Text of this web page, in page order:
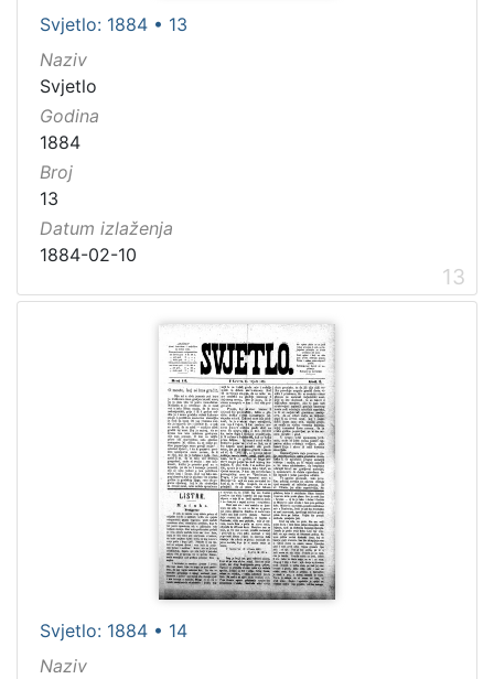
Svjetlo: 1884 • 13
Naziv
Svjetlo
Godina
1884
Broj
13
Datum izlaženja
1884-02-10
13
Svjetlo: 1884 • 14
Naziv